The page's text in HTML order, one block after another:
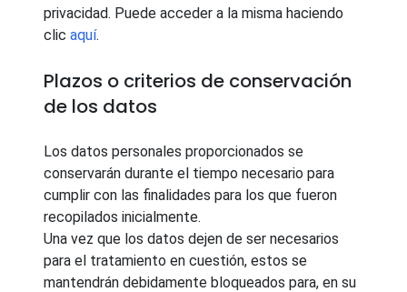
privacidad. Puede acceder a la misma haciendo
clic aquí.
Plazos o criterios de conservación
de los datos
Los datos personales proporcionados se
conservarán durante el tiempo necesario para
cumplir con las finalidades para los que fueron
recopilados inicialmente.
Una vez que los datos dejen de ser necesarios
para el tratamiento en cuestión, estos se
mantendrán debidamente bloqueados para, en su